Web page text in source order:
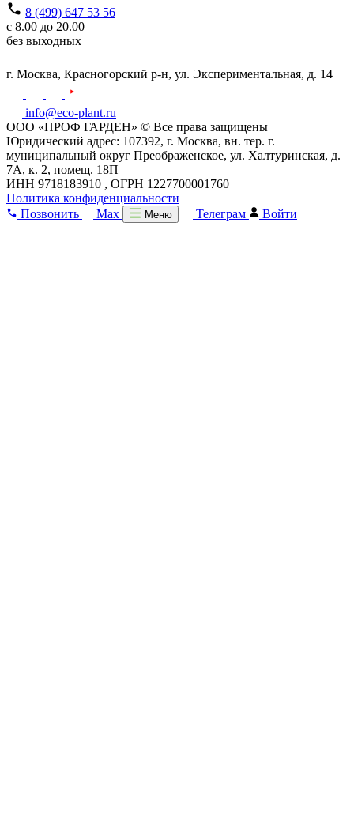
8 (499) 647 53 56
с 8.00 до 20.00
без выходных
г. Москва, Красногорский р-н, ул. Экспериментальная, д. 14
info@eco-plant.ru
ООО «ПРОФ ГАРДЕН» © Все права защищены
Юридический адрес: 107392, г. Москва, вн. тер. г.
муниципальный округ Преображенское, ул. Халтуринская, д.
7А, к. 2, помещ. 18П
ИНН 9718183910 , ОГРН 1227700001760
Политика конфиденциальности
Позвонить
Max Меню Телеграм Войти